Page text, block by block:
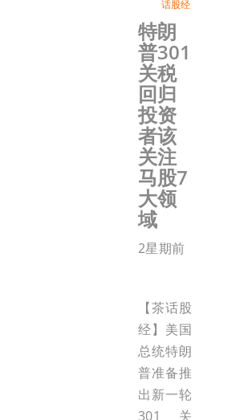
话股经
特朗
普301
关税
回归
投资
者该
关注
马股7
大领
域
2星期前
【茶话股
经】美国
总统特朗
普准备推
出新一轮
301关